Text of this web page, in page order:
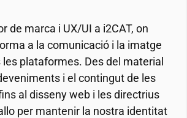
de marca i UX/UI a i2CAT, on
a la comunicació i la imatge
les plataformes. Des del material
i el contingut de les
al disseny web i les directrius
per mantenir la nostra identitat